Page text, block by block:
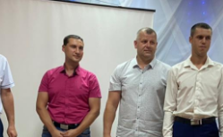
ГОДОМ
В ЯКУТИИ